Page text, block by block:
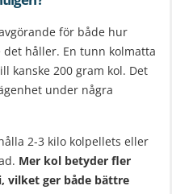
för både hur
håller. En tunn kolmatta
kanske 200 gram kol. Det
under några
2-3 kilo kolpellets eller
Mer kol betyder fler
vilket ger både bättre